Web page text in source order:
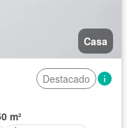
Casa
Destacado
m²